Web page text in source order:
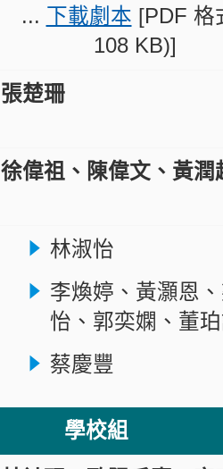
...
下載劇本 [PDF 格
108 KB)]
張楚珊
徐偉祖、陳偉文、黃潤
林淑怡
李煥婷、黃灝恩
怡、郭奕嫻、董
蔡慶豐
學校組